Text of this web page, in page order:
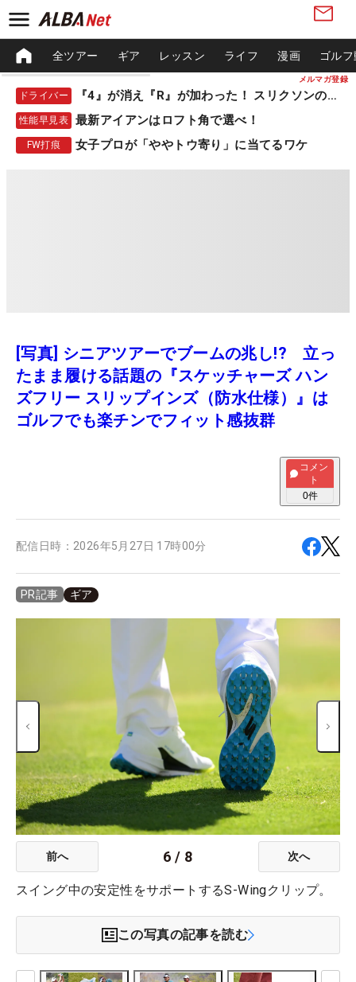
メルマガ登録
全ツアー ギア レッスン ライフ 漫画 ゴル
ドライバー 『4』が消え『R』が加わった！ スリクソンの新作
性能早見表 最新アイアンはロフト角で選べ！
FW打痕 女子プロが「ややトウ寄り」に当てるワケ
[写真] シニアツアーでブームの兆し!? 立っ
たまま履ける話題の『スケッチャーズ ハン
ズフリー スリップインズ（防水仕様）』は
ゴルフでも楽チンでフィット感抜群
コメン
ト
0件
配信日時： 2026年5月27日 17時00分
PR記事 ギア
前へ 6 / 8 次へ
スイング中の安定性をサポートするS-Wingクリップ。
この写真の記事を読む